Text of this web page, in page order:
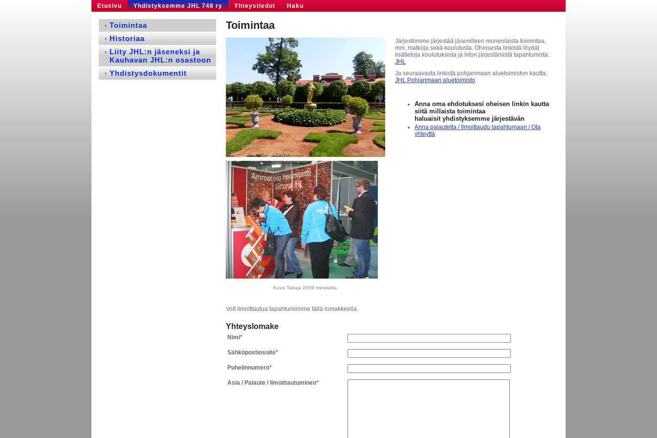
Etusivu Yhdistyksemme JHL 748 ry Yhteystiedot Haku
Toimintaa
Kuva Taitaja 2009 messuilta.
Järjestömme järjestää jäsenilleen monenlaista toimintaa,
mm. matkoja sekä koulutusta. Oheisesta linkistä löydät
lisätietoja koulutuksista ja liiton järjestämistä tapahtumista:
JHL
Ja seuraavasta linkistä pohjanmaan aluetoimiston kautta:
JHL Pohjanmaan aluetoimisto
Anna oma ehdotuksesi oheisen linkin kautta
siitä millaista toimintaa
haluaisit yhdistyksemme järjestävän
Anna palautetta / Ilmoittaudu tapahtumaan / Ota
yhteyttä
Voit ilmoittautua tapahtumiimme tällä lomakkeella.
Yhteyslomake
Nimi*
Sähköpostiosoite*
Puhelinnumero*
Asia / Palaute / Ilmoittautuminen*
Toimintaa
Historiaa
Liity JHL:n jäseneksi ja
Kauhavan JHL:n osastoon
Yhdistysdokumentit